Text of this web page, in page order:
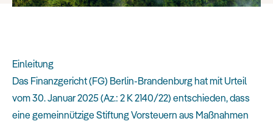
Einleitung
Das Finanzgericht (FG) Berlin-Brandenburg hat mit Urteil
vom 30. Januar 2025 (Az.: 2 K 2140/22) entschieden, dass
eine gemeinnützige Stiftung Vorsteuern aus Maßnahmen